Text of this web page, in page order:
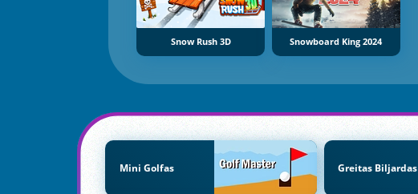
Snow Rush 3D Snowboard King 2024
Mini Golfas Greitas Biljardas